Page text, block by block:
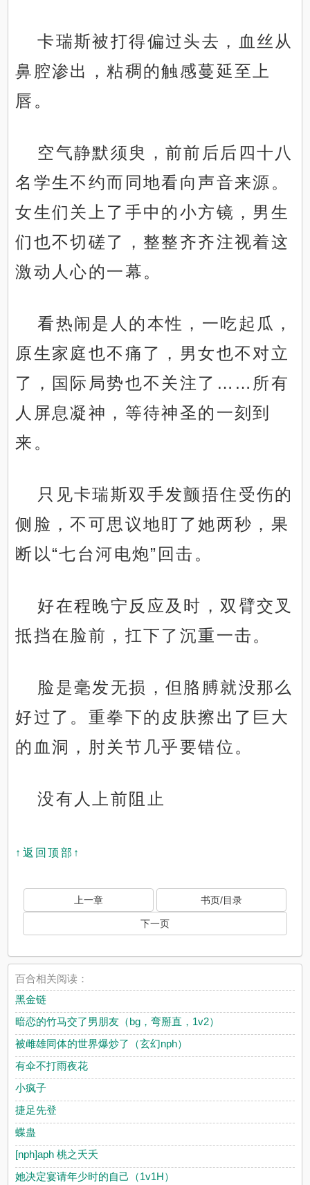
卡瑞斯被打得偏过头去，血丝从
鼻腔渗出，粘稠的触感蔓延至上
唇。
空气静默须臾，前前后后四十八
名学生不约而同地看向声音来源。
女生们关上了手中的小方镜，男生
们也不切磋了，整整齐齐注视着这
激动人心的一幕。
看热闹是人的本性，一吃起瓜，
原生家庭也不痛了，男女也不对立
了，国际局势也不关注了……所有
人屏息凝神，等待神圣的一刻到
来。
只见卡瑞斯双手发颤捂住受伤的
侧脸，不可思议地盯了她两秒，果
断以“七台河电炮”回击。
好在程晚宁反应及时，双臂交叉
抵挡在脸前，扛下了沉重一击。
脸是毫发无损，但胳膊就没那么
好过了。重拳下的皮肤擦出了巨大
的血洞，肘关节几乎要错位。
没有人上前阻止
↑返回顶部↑
上一章 书页/目录
下一页
百合相关阅读：
黑金链
暗恋的竹马交了男朋友（bg，弯掰直，1v2）
被雌雄同体的世界爆炒了（玄幻nph）
有伞不打雨夜花
小疯子
捷足先登
蝶蛊
[nph]aph 桃之夭夭
她决定宴请年少时的自己（1v1H）